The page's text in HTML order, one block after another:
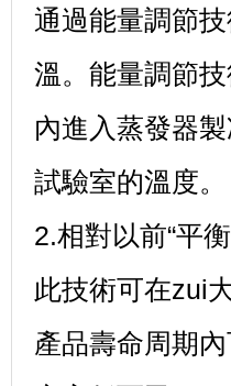
通過能量調節
溫。能量調
內進入蒸發器製
試驗室的溫度。
2.相對以前“平衡
此技術可在zui
產品壽命周期